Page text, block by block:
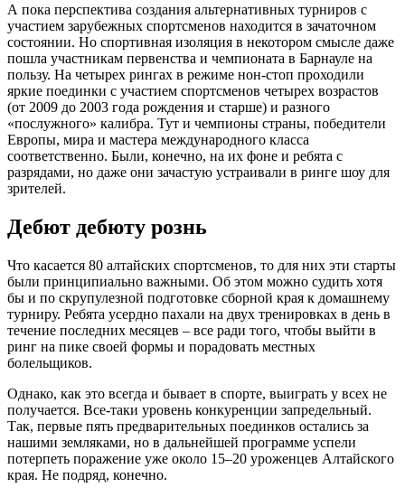
А пока перспектива создания альтернативных турниров с
участием зарубежных спортсменов находится в зачаточном
состоянии. Но спортивная изоляция в некотором смысле даже
пошла участникам первенства и чемпионата в Барнауле на
пользу. На четырех рингах в режиме нон-стоп проходили
яркие поединки с участием спортсменов четырех возрастов
(от 2009 до 2003 года рождения и старше) и разного
«послужного» калибра. Тут и чемпионы страны, победители
Европы, мира и мастера международного класса
соответственно. Были, конечно, на их фоне и ребята с
разрядами, но даже они зачастую устраивали в ринге шоу для
зрителей.
Дебют дебюту рознь
Что касается 80 алтайских спортсменов, то для них эти старты
были принципиально важными. Об этом можно судить хотя
бы и по скрупулезной подготовке сборной края к домашнему
турниру. Ребята усердно пахали на двух тренировках в день в
течение последних месяцев – все ради того, чтобы выйти в
ринг на пике своей формы и порадовать местных
болельщиков.
Однако, как это всегда и бывает в спорте, выиграть у всех не
получается. Все-таки уровень конкуренции запредельный.
Так, первые пять предварительных поединков остались за
нашими земляками, но в дальнейшей программе успели
потерпеть поражение уже около 15–20 уроженцев Алтайского
края. Не подряд, конечно.